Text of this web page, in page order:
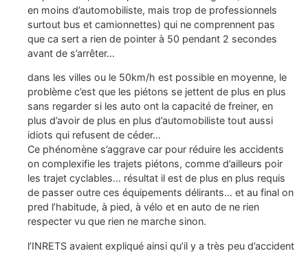
en moins d’automobiliste, mais trop de professionnels
surtout bus et camionnettes) qui ne comprennent pas
que ca sert a rien de pointer à 50 pendant 2 secondes
avant de s’arrêter…
dans les villes ou le 50km/h est possible en moyenne, le
problème c’est que les piétons se jettent de plus en plus
sans regarder si les auto ont la capacité de freiner, en
plus d’avoir de plus en plus d’automobiliste tout aussi
idiots qui refusent de céder…
Ce phénomène s’aggrave car pour réduire les accidents
on complexifie les trajets piétons, comme d’ailleurs poir
les trajet cyclables… résultat il est de plus en plus requis
de passer outre ces équipements délirants… et au final on
pred l’habitude, à pied, à vélo et en auto de ne rien
respecter vu que rien ne marche sinon.
l’INRETS avaient expliqué ainsi qu’il y a très peu d’accident